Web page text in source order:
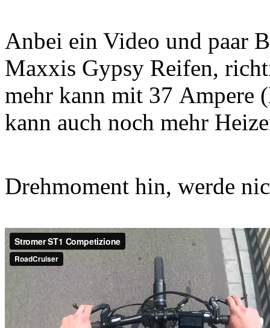
Anbei ein Video und paar
Maxxis Gypsy Reifen,
mehr kann mit 37 Ampere
kann auch noch mehr
Drehmoment hin, werde